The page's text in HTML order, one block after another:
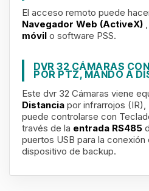
El acceso remoto puede
Navegador Web (ActiveX)
móvil o software PSS.
DVR 32 CÁMARAS
POR PTZ, MANDO A
Este dvr 32 Cámaras viene
Distancia por infrarrojos (IR),
puede controlarse con
través de la entrada RS485
puertos USB para la conexión
dispositivo de backup.